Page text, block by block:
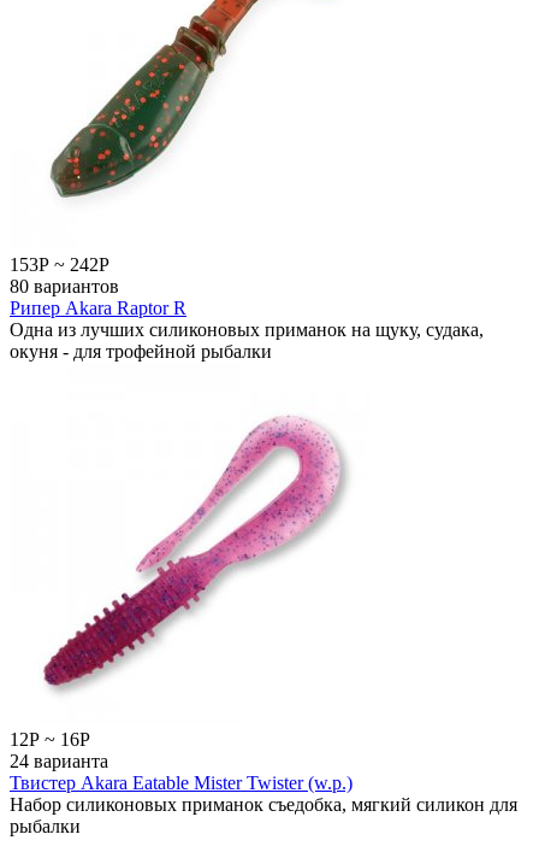
153Р ~ 242Р
80 вариантов
Рипер Akara Raptor R
Одна из лучших силиконовых приманок на щуку, судака,
окуня - для трофейной рыбалки
12Р ~ 16Р
24 варианта
Твистер Akara Eatable Mister Twister (w.p.)
Набор силиконовых приманок съедобка, мягкий силикон для
рыбалки